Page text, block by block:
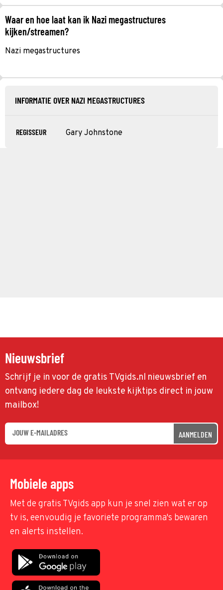
Waar en hoe laat kan ik Nazi megastructures
kijken/streamen?
Nazi megastructures
INFORMATIE OVER NAZI MEGASTRUCTURES
REGISSEUR Gary Johnstone
Nieuwsbrief
Schrijf je in voor de gratis TVgids.nl nieuwsbrief en
ontvang iedere dag de leukste kijktips direct in jouw
mailbox!
AANMELDEN
Mobiele apps
Met de gratis TVgids app kun je snel zien wat er op
tv is, eenvoudig je favoriete programma's bewaren
en alerts instellen.